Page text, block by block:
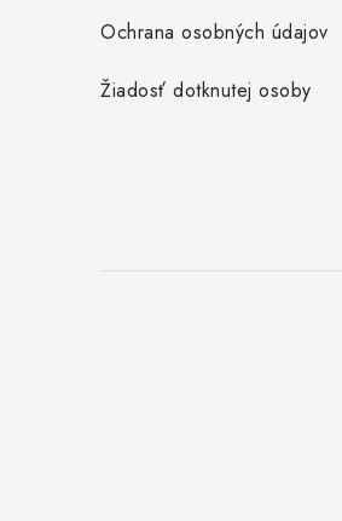
Ochrana osobných údajov
Žiadosť dotknutej osoby